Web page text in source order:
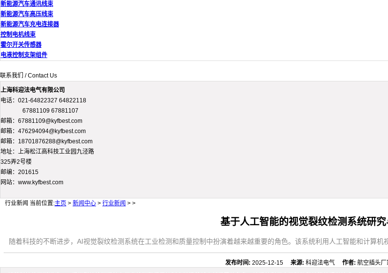
新能源汽车通讯线束
新能源汽车高压线束
新能源汽车充电连接器
控制电机线束
霍尔开关传感器
电液控制支架组件
联系我们 / Contact Us
上海科迎法电气有限公司
电话：021-64822327 64822118
67881109 67881107
邮箱：67881109@kyfbest.com
邮箱：476294094@kyfbest.com
邮箱：18701876288@kyfbest.com
地址：上海松江高科技工业园九泾路
325弄2号楼
邮编：201615
网站：www.kyfbest.com
行业新闻 当前位置:主页 > 新闻中心 > 行业新闻 > >
基于人工智能的视觉裂纹检测系统研
随着科技的不断进步，AI视觉裂纹检测系统在工业检测和质量控制中扮演着越来越重要的角色。该系统利用人工智能和计算
发布时间: 2025-12-15来源: 科迎法电气作者: 航空插头